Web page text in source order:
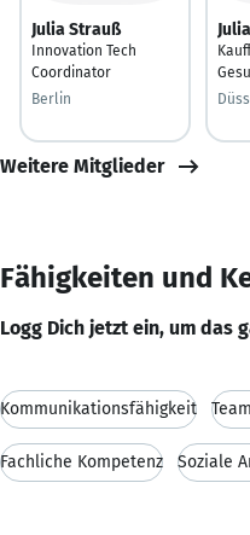
Julia Strauß
Innovation Tech
Coordinator
Berlin
Weitere Mitglieder
Fähigkeiten und
Logg Dich jetzt ein, um das
Kommunikationsfähigkeit
Fachliche Kompetenz Soziale